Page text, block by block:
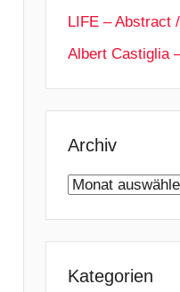
LIFE – Abstract
Albert Castiglia
Archiv
Archiv
Kategorien